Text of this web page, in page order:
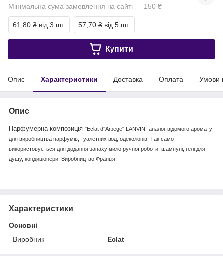
Мінімальна сума замовлення на сайті — 150 ₴
61,80 ₴ від 3 шт. 57,70 ₴ від 5 шт.
Купити
Опис Характеристики Доставка Оплата Умови
Опис
Парфумерна композиція "Eclat d''Arpege" LANVIN -аналог відомого аромату
для виробництва парфумів, туалетних вод, одеколонів! Так само
використовується для додання запаху мило ручної роботи, шампуні, гелі для
душу, кондиціонери! Виробництво Франція!
Характеристики
Основні
Виробник
Eclat